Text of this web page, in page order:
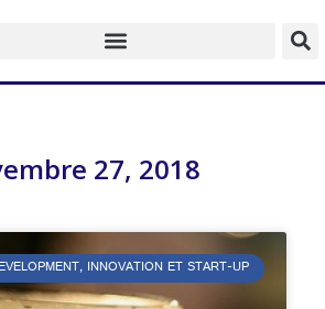
27, 2018
INNOVATION ET START-UP